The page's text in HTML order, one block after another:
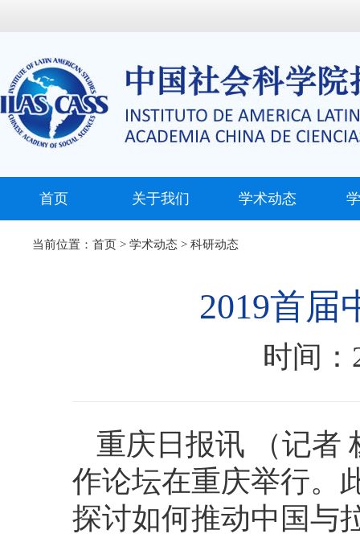
首页 关于我们 学术动态
当前位置： 首页 > 学术动态 > 科研动态
2019首届
时间：
重庆日报讯 （记者
作论坛在重庆举行。
探讨如何推动中国与